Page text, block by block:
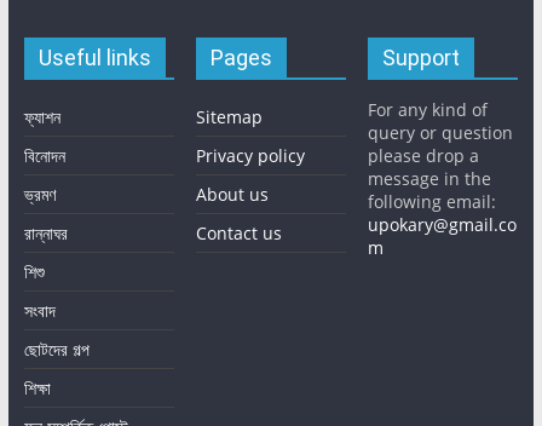
Useful links
ফ্যাশন
বিনোদন
ভ্রমণ
রান্নাঘর
শিশু
সংবাদ
ছোটদের গল্প
শিক্ষা
Pages
Sitemap
Privacy policy
About us
Contact us
Support
For any kind of
query or question
please drop a
message in the
following email:
upokary@gmail.co
m